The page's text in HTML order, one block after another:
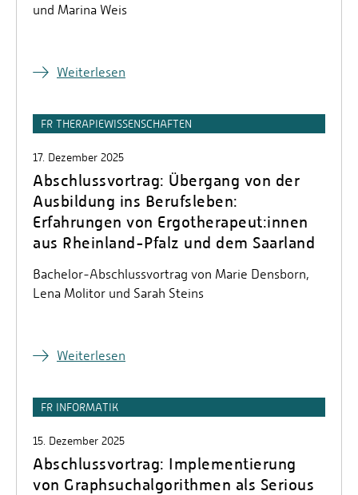
und Marina Weis
Weiterlesen
FR THERAPIEWISSENSCHAFTEN
17. Dezember 2025
Abschlussvortrag: Übergang von der
Ausbildung ins Berufsleben:
Erfahrungen von Ergotherapeut:innen
aus Rheinland-Pfalz und dem Saarland
Bachelor-Abschlussvortrag von Marie Densborn,
Lena Molitor und Sarah Steins
Weiterlesen
FR INFORMATIK
15. Dezember 2025
Abschlussvortrag: Implementierung
von Graphsuchalgorithmen als Serious